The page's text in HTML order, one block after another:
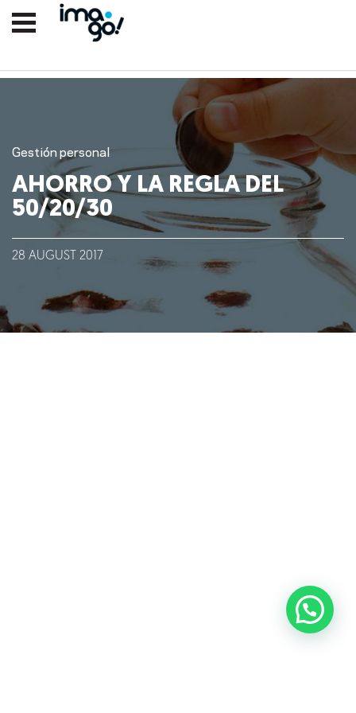
Nosotros
Clientes
Lo que hacemos
Gestión personal
AHORRO Y LA REGLA DEL
50/20/30
28 AUGUST 2017